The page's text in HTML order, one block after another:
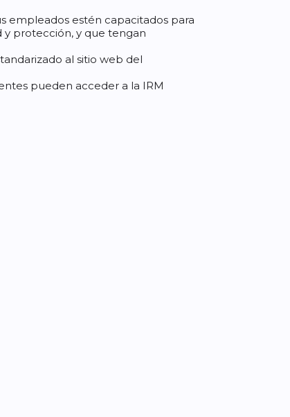
empleados estén capacitados para
y protección, y que tengan
al sitio web del
pueden acceder a la IRM